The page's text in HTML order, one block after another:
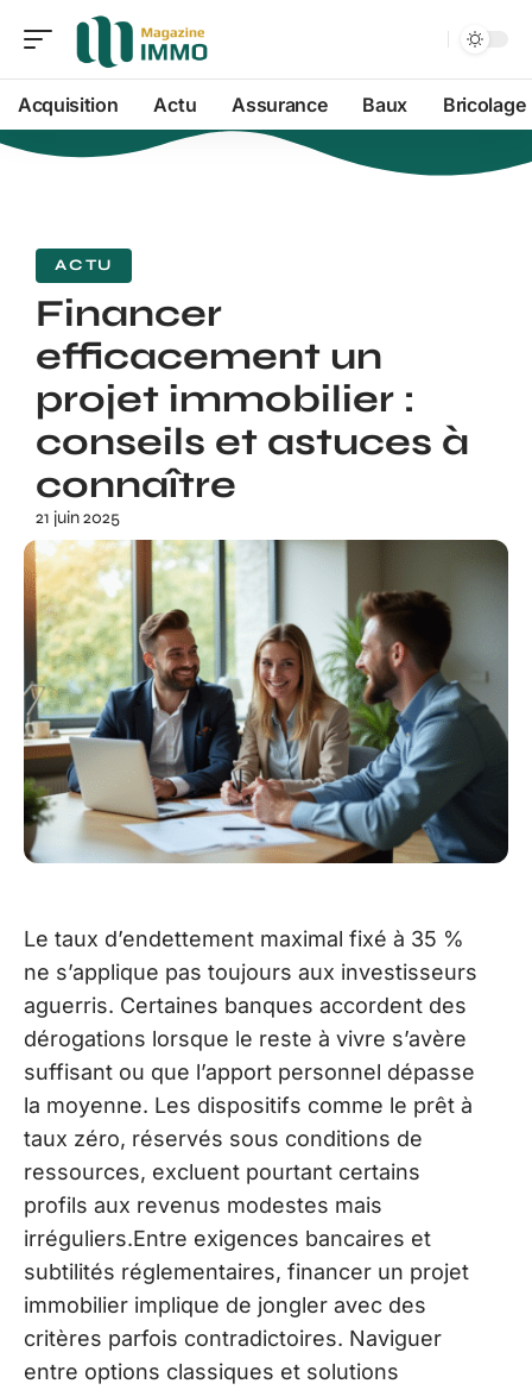
Acquisition Actu Assurance Baux Bricolage
ACTU
Financer
efficacement un
projet immobilier :
conseils et astuces à
connaître
21 juin 2025
Le taux d’endettement maximal fixé à 35 %
ne s’applique pas toujours aux investisseurs
aguerris. Certaines banques accordent des
dérogations lorsque le reste à vivre s’avère
suffisant ou que l’apport personnel dépasse
la moyenne. Les dispositifs comme le prêt à
taux zéro, réservés sous conditions de
ressources, excluent pourtant certains
profils aux revenus modestes mais
irréguliers.Entre exigences bancaires et
subtilités réglementaires, financer un projet
immobilier implique de jongler avec des
critères parfois contradictoires. Naviguer
entre options classiques et solutions